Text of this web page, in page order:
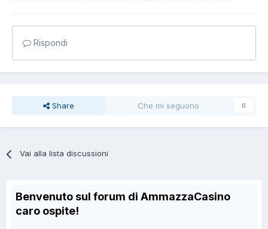
Rispondi
Share Che mi seguono 0
Vai alla lista discussioni
Benvenuto sul forum di AmmazzaCasino
caro ospite!